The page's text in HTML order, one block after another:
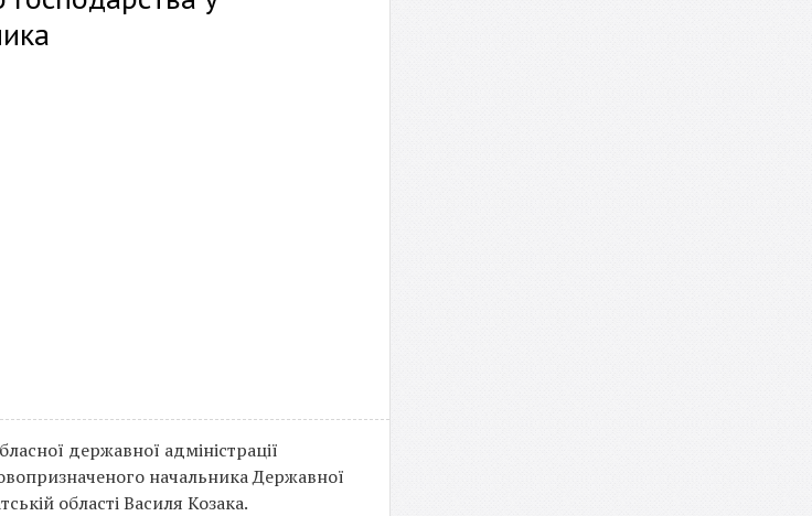
державної адміністрації
начальника Державної
області Василя Козака.